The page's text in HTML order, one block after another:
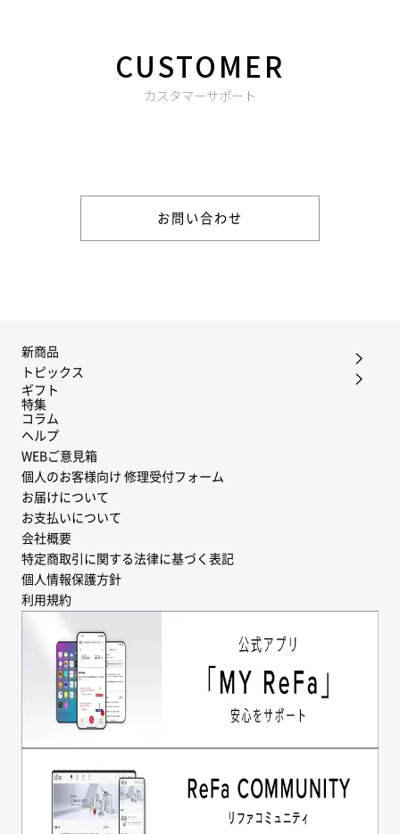
CUSTOMER
カスタマーサポート
お問い合わせ
新商品
トピックス
ギフト
特集
コラム
ヘルプ
WEBご意見箱
個人のお客様向け 修理受付フォーム
お届けについて
お支払いについて
会社概要
特定商取引に関する法律に基づく表記
個人情報保護方針
利用規約